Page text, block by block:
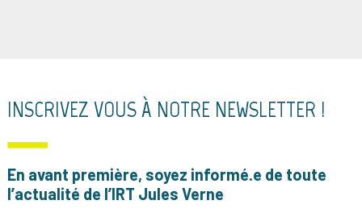
INSCRIVEZ VOUS À NOTRE NEWSLETTER !
En avant première, soyez informé.e de toute
l’actualité de l’IRT Jules Verne